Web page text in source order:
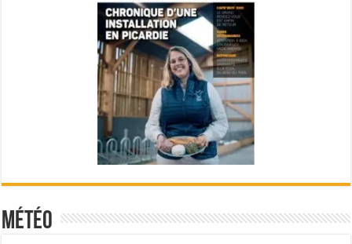
Météo